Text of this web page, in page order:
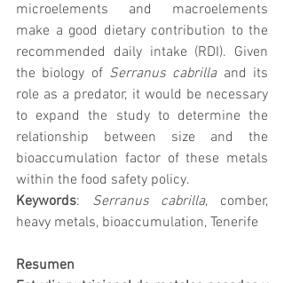
microelements and macroelements
make a good dietary contribution to the
recommended daily intake (RDI). Given
the biology of Serranus cabrilla and its
role as a predator, it would be necessary
to expand the study to determine the
relationship between size and the
bioaccumulation factor of these metals
within the food safety policy.
Keywords: Serranus cabrilla, comber,
heavy metals, bioaccumulation, Tenerife
Resumen